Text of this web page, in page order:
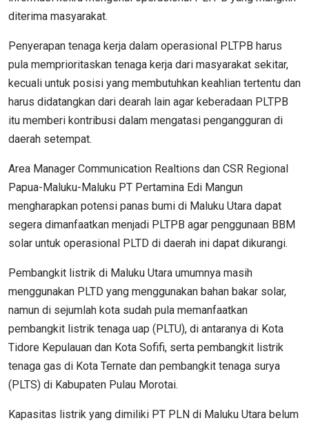
diterima masyarakat.
Penyerapan tenaga kerja dalam operasional PLTPB harus
pula memprioritaskan tenaga kerja dari masyarakat sekitar,
kecuali untuk posisi yang membutuhkan keahlian tertentu dan
harus didatangkan dari dearah lain agar keberadaan PLTPB
itu memberi kontribusi dalam mengatasi pengangguran di
daerah setempat.
Area Manager Communication Realtions dan CSR Regional
Papua-Maluku-Maluku PT Pertamina Edi Mangun
mengharapkan potensi panas bumi di Maluku Utara dapat
segera dimanfaatkan menjadi PLTPB agar penggunaan BBM
solar untuk operasional PLTD di daerah ini dapat dikurangi.
Pembangkit listrik di Maluku Utara umumnya masih
menggunakan PLTD yang menggunakan bahan bakar solar,
namun di sejumlah kota sudah pula memanfaatkan
pembangkit listrik tenaga uap (PLTU), di antaranya di Kota
Tidore Kepulauan dan Kota Sofifi, serta pembangkit listrik
tenaga gas di Kota Ternate dan pembangkit tenaga surya
(PLTS) di Kabupaten Pulau Morotai.
Kapasitas listrik yang dimiliki PT PLN di Maluku Utara belum